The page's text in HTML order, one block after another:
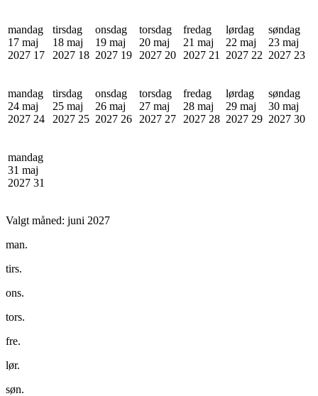
mandag
17 maj
2027 17
tirsdag
18 maj
2027 18
onsdag
19 maj
2027 19
torsdag
20 maj
2027 20
fredag
21 maj
2027 21
lørdag
22 maj
2027 22
søndag
23 maj
2027 23
mandag
24 maj
2027 24
tirsdag
25 maj
2027 25
onsdag
26 maj
2027 26
torsdag
27 maj
2027 27
fredag
28 maj
2027 28
lørdag
29 maj
2027 29
søndag
30 maj
2027 30
mandag
31 maj
2027 31
Valgt måned: juni 2027
man.
tirs.
ons.
tors.
fre.
lør.
søn.